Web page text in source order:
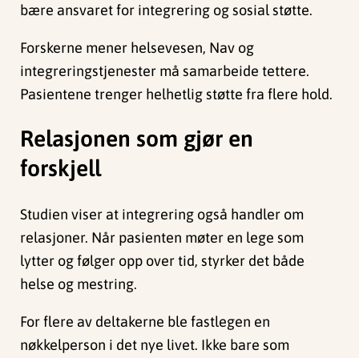
bære ansvaret for integrering og sosial støtte.
Forskerne mener helsevesen, Nav og
integreringstjenester må samarbeide tettere.
Pasientene trenger helhetlig støtte fra flere hold.
Relasjonen som gjør en
forskjell
Studien viser at integrering også handler om
relasjoner. Når pasienten møter en lege som
lytter og følger opp over tid, styrker det både
helse og mestring.
For flere av deltakerne ble fastlegen en
nøkkelperson i det nye livet. Ikke bare som